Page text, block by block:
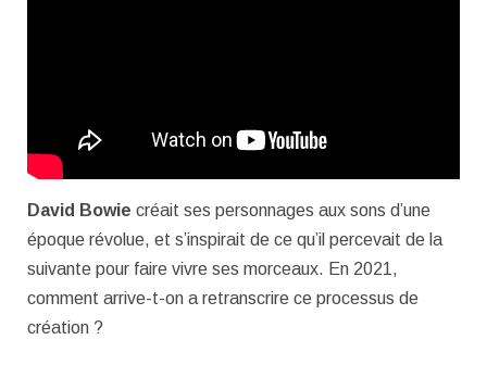
David Bowie créait ses personnages aux sons d’une
époque révolue, et s’inspirait de ce qu’il percevait de la
suivante pour faire vivre ses morceaux. En 2021,
comment arrive-t-on a retranscrire ce processus de
création ?